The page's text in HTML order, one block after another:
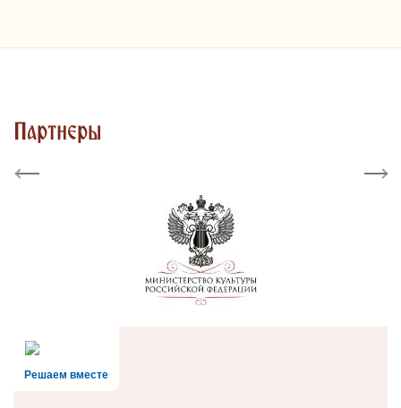
Партнеры
Previous Next
Решаем вместе